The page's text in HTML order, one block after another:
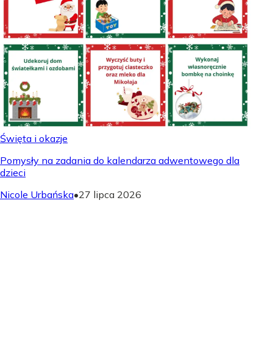
Święta i okazje
Pomysły na zadania do kalendarza adwentowego dla
dzieci
Nicole Urbańska•27 lipca 2026